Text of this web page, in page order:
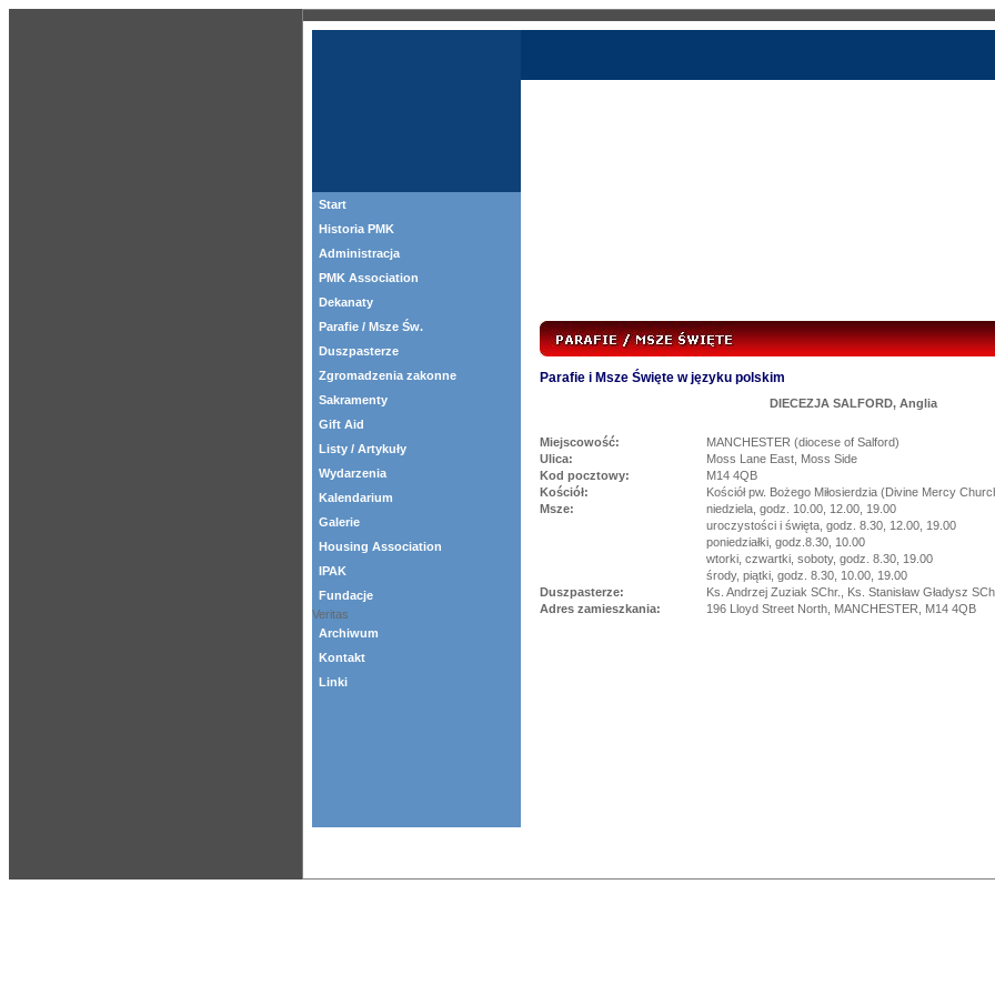
Start
Historia PMK
Administracja
PMK Association
Dekanaty
Parafie / Msze Św.
Duszpasterze
Zgromadzenia zakonne
Sakramenty
Gift Aid
Listy / Artykuły
Wydarzenia
Kalendarium
Galerie
Housing Association
IPAK
Fundacje
Veritas
Archiwum
Kontakt
Linki
Parafie i Msze Święte w języku polskim
DIECEZJA SALFORD, Anglia
Miejscowość:
MANCHESTER (diocese of Salford)
Ulica:
Moss Lane East, Moss Side
Kod pocztowy:
M14 4QB
Kościół:
Kościół pw. Bożego Miłosierdzia (Divine Mercy
Msze:
niedziela, godz. 10.00, 12.00, 19.00
uroczystości i święta, godz. 8.30, 12.00, 19.00
poniedziałki, godz.8.30, 10.00
wtorki, czwartki, soboty, godz. 8.30, 19.00
środy, piątki, godz. 8.30, 10.00, 19.00
Duszpasterze:
Ks. Andrzej Zuziak SChr., Ks. Stanisław Gładysz
Adres zamieszkania:
196 Lloyd Street North, MANCHESTER, M14 4QB